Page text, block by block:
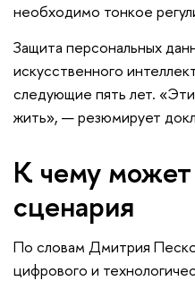
необходимо тонкое
Защита персональных
искусственного
следующие пять лет.
жить», — резюмирует
К чему может
сценария
По словам Дмитрия
цифрового и